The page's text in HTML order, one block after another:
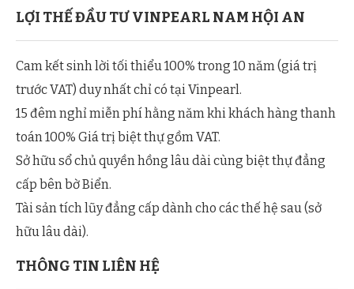
LỢI THẾ ĐẦU TƯ VINPEARL NAM HỘI AN
Cam kết sinh lời tối thiểu 100% trong 10 năm (giá trị
trước VAT) duy nhất chỉ có tại Vinpearl.
15 đêm nghỉ miễn phí hằng năm khi khách hàng thanh
toán 100% Giá trị biệt thự gồm VAT.
Sở hữu sổ chủ quyền hồng lâu dài cùng biệt thự đẳng
cấp bên bờ Biển.
Tài sản tích lũy đẳng cấp dành cho các thế hệ sau (sở
hữu lâu dài).
THÔNG TIN LIÊN HỆ